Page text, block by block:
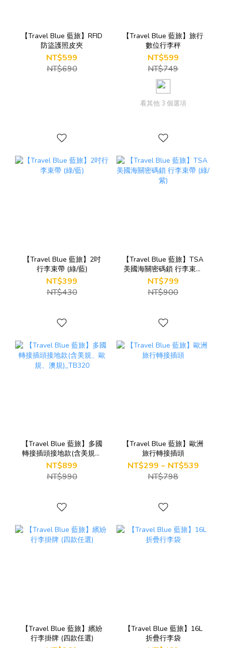
【Travel Blue 藍旅】RFID
防盜護照皮夾
NT$599
NT$690
【Travel Blue 藍旅】旅行
數位行李秤
NT$599
NT$749
看其他 3 個選項
【Travel Blue 藍旅】2吋
行李束帶 (綠/藍)
NT$399
NT$430
【Travel Blue 藍旅】TSA
美國海關密碼鎖 行李束帶
(綠/紫)
NT$799
NT$900
【Travel Blue 藍旅】多國
轉接插頭接地款(含美規、
歐規、澳規)_TB320
NT$899
NT$990
【Travel Blue 藍旅】歐洲
旅行轉接插頭
NT$299 ~ NT$539
NT$798
【Travel Blue 藍旅】繽紛
行李掛牌 (四款任選)
【Travel Blue 藍旅】16L
折疊行李袋